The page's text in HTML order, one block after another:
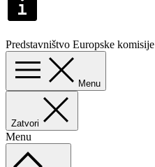
Predstavništvo Europske
Menu
Zatvori
Menu